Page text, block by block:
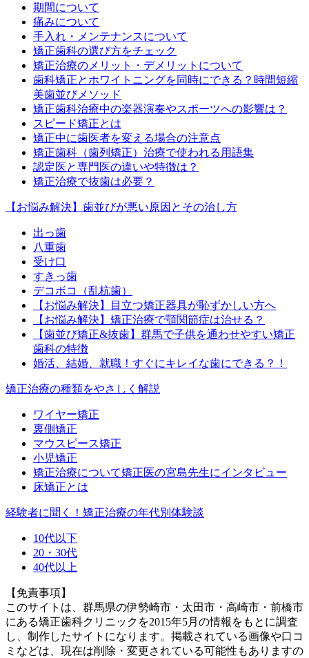
期間について
痛みについて
手入れ・メンテナンスについて
矯正歯科の選び方をチェック
矯正治療のメリット・デメリットについて
歯科矯正とホワイトニングを同時にできる？時間短縮
美歯並びメソッド
矯正歯科治療中の楽器演奏やスポーツへの影響は？
スピード矯正とは
矯正中に歯医者を変える場合の注意点
矯正歯科（歯列矯正）治療で使われる用語集
認定医と専門医の違いや特徴は？
矯正治療で抜歯は必要？
【お悩み解決】歯並びが悪い原因とその治し方
出っ歯
八重歯
受け口
すきっ歯
デコボコ（乱杭歯）
【お悩み解決】目立つ矯正器具が恥ずかしい方へ
【お悩み解決】矯正治療で顎関節症は治せる？
【歯並び矯正&抜歯】群馬で子供を通わせやすい矯正
歯科の特徴
婚活、結婚、就職！すぐにキレイな歯にできる？！
矯正治療の種類をやさしく解説
ワイヤー矯正
裏側矯正
マウスピース矯正
小児矯正
矯正治療について矯正医の宮島先生にインタビュー
床矯正とは
経験者に聞く！矯正治療の年代別体験談
10代以下
20・30代
40代以上
【免責事項】
このサイトは、群馬県の伊勢崎市・太田市・高崎市・前橋市
にある矯正歯科クリニックを2015年5月の情報をもとに調査
し、制作したサイトになります。掲載されている画像や口コ
ミなどは、現在は削除・変更されている可能性もありますの